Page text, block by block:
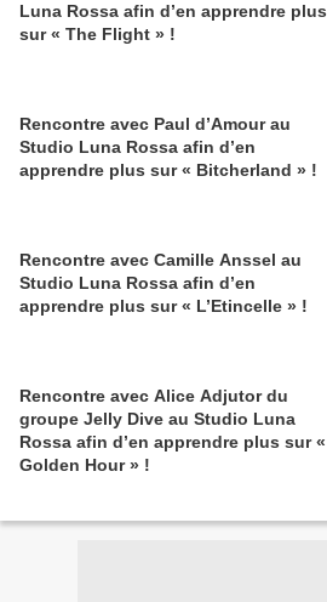
Luna Rossa afin d’en apprendre plus
sur « The Flight » !
Rencontre avec Paul d’Amour au
Studio Luna Rossa afin d’en
apprendre plus sur « Bitcherland » !
Rencontre avec Camille Anssel au
Studio Luna Rossa afin d’en
apprendre plus sur « L’Etincelle » !
Rencontre avec Alice Adjutor du
groupe Jelly Dive au Studio Luna
Rossa afin d’en apprendre plus sur «
Golden Hour » !